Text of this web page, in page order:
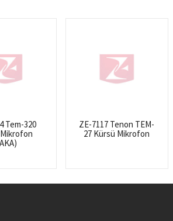
Tem-320
ZE-7117 Tenon TEM-
27 Kürsü Mikrofon